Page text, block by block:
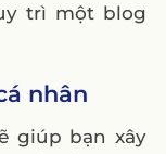
trì một blog
nhân
giúp bạn xây